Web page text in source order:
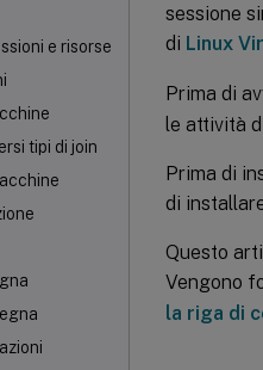
e risorse
tipi di join
sessione
di Linux
Prima di
le attività
Prima di
di
Questo
Vengono
la riga di